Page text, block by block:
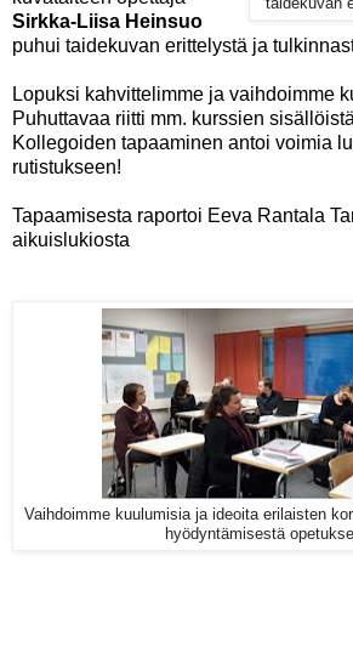
Sirkka-Liisa Heinsuo
puhui taidekuvan erittelystä ja
Lopuksi kahvittelimme ja vaihdoimme
Puhuttavaa riitti mm. kurssien
Kollegoiden tapaaminen antoi voimia
rutistukseen!
Tapaamisesta raportoi Eeva Rantala
aikuislukiosta
Vaihdoimme kuulumisia ja ideoita erilaisten
hyödyntämisestä